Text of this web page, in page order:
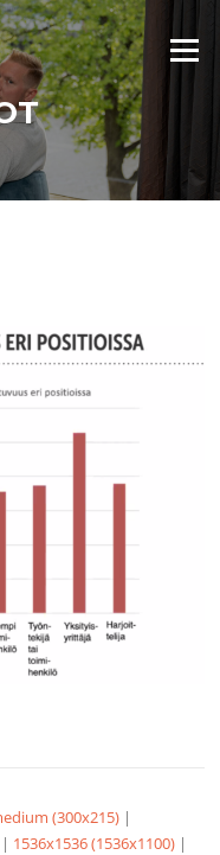
Valikko
(300x215) |
| 1536x1536 (1536x1100) |